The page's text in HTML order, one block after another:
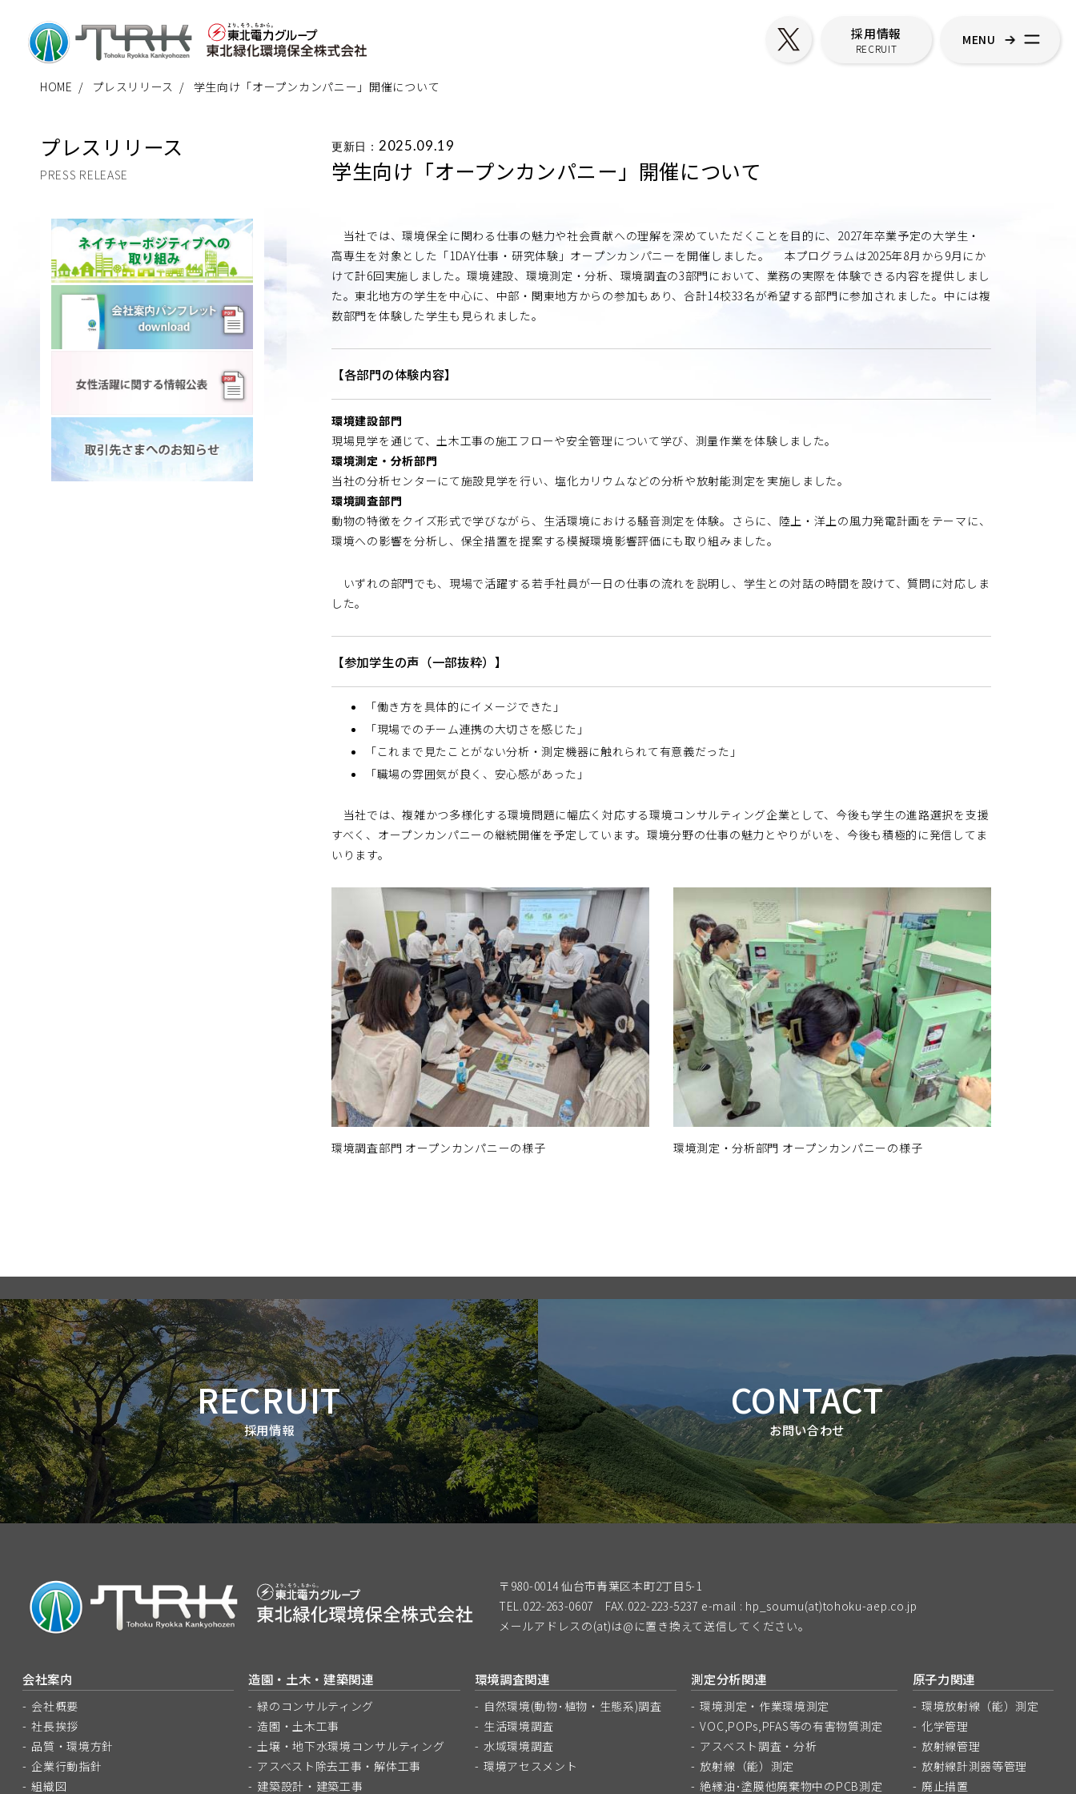
採用情報
RECRUIT
MENU
HOME プレスリリース 学生向け「オープンカンパニー」開催について
プレスリリース
PRESS RELEASE
更新日： 2025.09.19
学生向け「オープンカンパニー」開催について
当社では、環境保全に関わる仕事の魅力や社会貢献への理解を深めていただくことを目的に、2027年卒業予定の大学生・
高専生を対象とした「1DAY仕事・研究体験」オープンカンパニーを開催しました。 本プログラムは2025年8月から9月にか
けて計6回実施しました。環境建設、環境測定・分析、環境調査の3部門において、業務の実際を体験できる内容を提供しまし
た。東北地方の学生を中心に、中部・関東地方からの参加もあり、合計14校33名が希望する部門に参加されました。中には複
数部門を体験した学生も見られました。
【各部門の体験内容】
環境建設部門
現場見学を通じて、土木工事の施工フローや安全管理について学び、測量作業を体験しました。
環境測定・分析部門
当社の分析センターにて施設見学を行い、塩化カリウムなどの分析や放射能測定を実施しました。
環境調査部門
動物の特徴をクイズ形式で学びながら、生活環境における騒音測定を体験。さらに、陸上・洋上の風力発電計画をテーマに、
環境への影響を分析し、保全措置を提案する模擬環境影響評価にも取り組みました。
いずれの部門でも、現場で活躍する若手社員が一日の仕事の流れを説明し、学生との対話の時間を設けて、質問に対応しま
した。
【参加学生の声（一部抜粋）】
「働き方を具体的にイメージできた」
「現場でのチーム連携の大切さを感じた」
「これまで見たことがない分析・測定機器に触れられて有意義だった」
「職場の雰囲気が良く、安心感があった」
当社では、複雑かつ多様化する環境問題に幅広く対応する環境コンサルティング企業として、今後も学生の進路選択を支援
すべく、オープンカンパニーの継続開催を予定しています。環境分野の仕事の魅力とやりがいを、今後も積極的に発信してま
いります。
環境調査部門 オープンカンパニーの様子 環境測定・分析部門 オープンカンパニーの様子
RECRUIT
採用情報
CONTACT
お問い合わせ
〒980-0014 仙台市青葉区本町2丁目5-1
TEL.022-263-0607 FAX.022-223-5237 e-mail : hp_soumu(at)tohoku-aep.co.jp
メールアドレスの(at)は@に置き換えて送信してください。
会社案内
会社概要
社長挨拶
品質・環境方針
企業行動指針
組織図
造園・土木・建築関連
緑のコンサルティング
造園・土木工事
土壌・地下水環境コンサルティング
アスベスト除去工事・解体工事
建築設計・建築工事
環境調査関連
自然環境(動物･植物・生態系)調査
生活環境調査
水域環境調査
環境アセスメント
測定分析関連
環境測定・作業環境測定
VOC,POPs,PFAS等の有害物質測定
アスベスト調査・分析
放射線（能）測定
絶縁油･塗膜他廃棄物中のPCB測定
原子力関連
環境放射線（能）測定
化学管理
放射線管理
放射線計測器等管理
廃止措置